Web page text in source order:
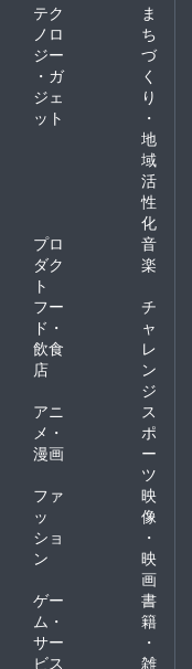
テク
ノロ
ジー
・ガ
ジェ
ット
ま
ち
づ
く
り
・
地
域
活
性
化
プロ
ダク
ト
音
楽
フー
ド・
飲食
店
チ
ャ
レ
ン
ジ
アニ
メ・
漫画
ス
ポ
ー
ツ
ファ
ッ
ショ
ン
映
像
・
映
画
ゲー
ム・
サー
ビス
書
籍
・
雑